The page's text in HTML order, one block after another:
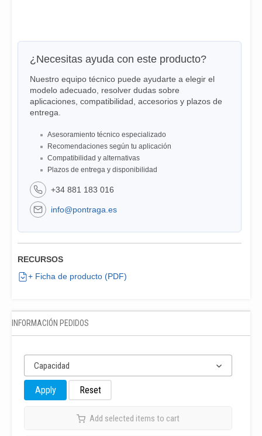
¿Necesitas ayuda con este producto?
Nuestro equipo técnico puede ayudarte a elegir el
modelo adecuado, resolver dudas sobre
aplicaciones, compatibilidad, accesorios y plazos de
entrega.
Asesoramiento técnico especializado
Recomendaciones según tu aplicación
Compatibilidad y alternativas
Plazos de entrega y disponibilidad
+34 881 183 016
info@pontraga.es
RECURSOS
+ Ficha de producto (PDF)
INFORMACIÓN PEDIDOS
Capacidad
Apply Reset
Add selected items to cart